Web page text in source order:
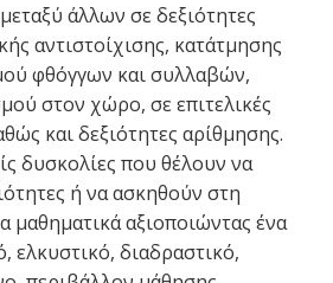
άλλων σε δεξιότητες
αντιστοίχισης, κατάτμησης
φθόγγων και συλλαβών,
στον χώρο, σε επιτελικές
και δεξιότητες αρίθμησης.
δυσκολίες που θέλουν να
ή να ασκηθούν στη
μαθηματικά αξιοποιώντας ένα
ελκυστικό, διαδραστικό,